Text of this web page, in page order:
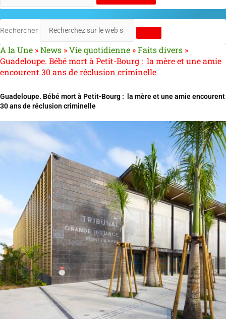
Rechercher
A la Une »News »Vie quotidienne »Faits divers »
Guadeloupe. Bébé mort à Petit-Bourg : la mère et une amie
encourent 30 ans de réclusion criminelle
Guadeloupe. Bébé mort à Petit-Bourg : la mère et une amie encourent
30 ans de réclusion criminelle